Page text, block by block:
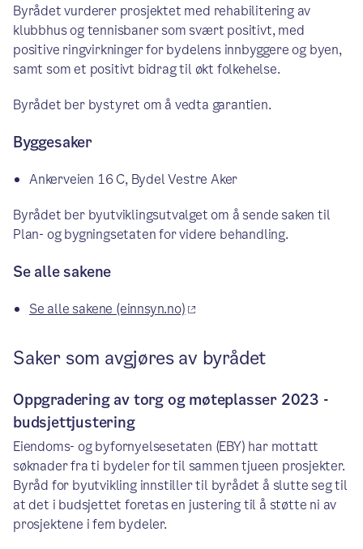
Byrådet vurderer prosjektet med rehabilitering av
klubbhus og tennisbaner som svært positivt, med
positive ringvirkninger for bydelens innbyggere og byen,
samt som et positivt bidrag til økt folkehelse.
Byrådet ber bystyret om å vedta garantien.
Byggesaker
Ankerveien 16 C, Bydel Vestre Aker
Byrådet ber byutviklingsutvalget om å sende saken til
Plan- og bygningsetaten for videre behandling.
Se alle sakene
Se alle sakene (einnsyn.no)
Saker som avgjøres av byrådet
Oppgradering av torg og møteplasser 2023 -
budsjettjustering
Eiendoms- og byfornyelsesetaten (EBY) har mottatt
søknader fra ti bydeler for til sammen tjueen prosjekter.
Byråd for byutvikling innstiller til byrådet å slutte seg til
at det i budsjettet foretas en justering til å støtte ni av
prosjektene i fem bydeler.